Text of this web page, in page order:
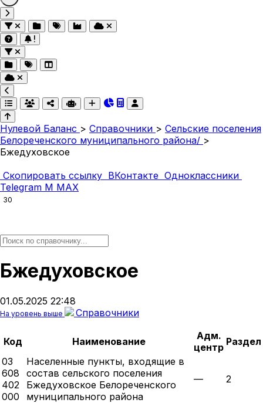
Нулевой Баланс > Справочники > Сельские поселения
Белореченского муниципального района/ >
Бжедуховское
Скопировать ссылку ВКонтакте Одноклассники
Telegram M MAX
30
Бжедуховское
01.05.2025 22:48
На уровень выше Справочники
Код Наименование
Адм.
центр Раздел
03
608
402
000
Населенные пункты, входящие в
состав сельского поселения
Бжедуховское Белореченского
муниципального района
— 2